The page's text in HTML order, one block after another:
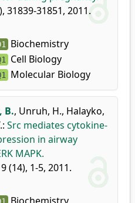
31839-31851, 2011.
Biochemistry
Cell Biology
Molecular Biology
B., Unruh, H., Halayko,
: Src mediates cytokine-
in airway
MAPK.
9 (14), 1-5, 2011.